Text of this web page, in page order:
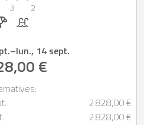
3
2
Petit-déjeuner sur demande
Piscine
–lun., 14 sept.
€
2 828,00 €
2 828,00 €